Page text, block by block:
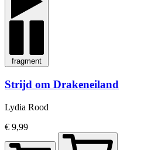
fragment
Strijd om Drakeneiland
Lydia Rood
€ 9,99